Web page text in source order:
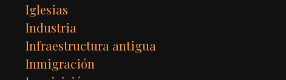
Iglesias
Industria
Infraestructura antigua
Inmigración